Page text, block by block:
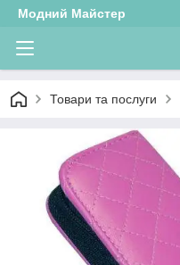
Модний Майстер
Товари та послуги